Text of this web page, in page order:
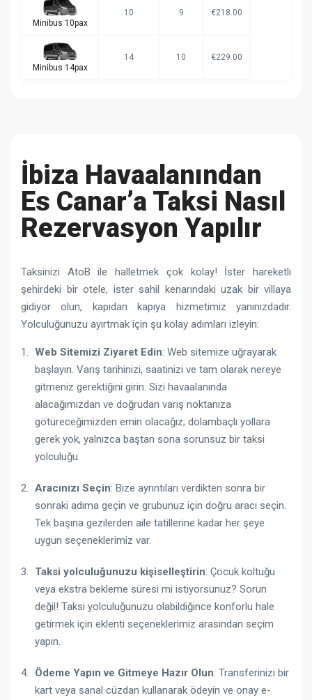
Minibus 10pax
10 9 €218.00
Minibus 14pax
14 10 €229.00
İbiza Havaalanından
Es Canar’a Taksi Nasıl
Rezervasyon Yapılır
Taksinizi AtoB ile halletmek çok kolay! İster hareketli
şehirdeki bir otele, ister sahil kenarındaki uzak bir villaya
gidiyor olun, kapıdan kapıya hizmetimiz yanınızdadır.
Yolculuğunuzu ayırtmak için şu kolay adımları izleyin:
Web Sitemizi Ziyaret Edin: Web sitemize uğrayarak
başlayın. Varış tarihinizi, saatinizi ve tam olarak nereye
gitmeniz gerektiğini girin. Sizi havaalanında
alacağımızdan ve doğrudan varış noktanıza
götüreceğimizden emin olacağız; dolambaçlı yollara
gerek yok, yalnızca baştan sona sorunsuz bir taksi
yolculuğu.
Aracınızı Seçin: Bize ayrıntıları verdikten sonra bir
sonraki adıma geçin ve grubunuz için doğru aracı seçin.
Tek başına gezilerden aile tatillerine kadar her şeye
uygun seçeneklerimiz var.
Taksi yolculuğunuzu kişiselleştirin: Çocuk koltuğu
veya ekstra bekleme süresi mi istiyorsunuz? Sorun
değil! Taksi yolculuğunuzu olabildiğince konforlu hale
getirmek için eklenti seçeneklerimiz arasından seçim
yapın.
Ödeme Yapın ve Gitmeye Hazır Olun: Transferinizi bir
kart veya sanal cüzdan kullanarak ödeyin ve onay e-